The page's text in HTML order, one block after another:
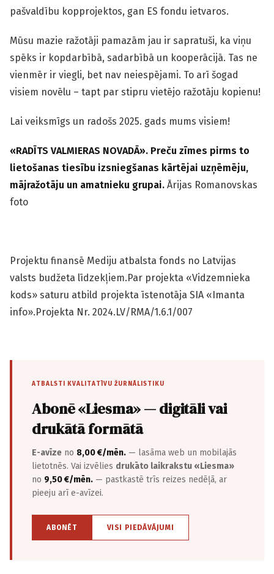
pašvaldību kopprojektos, gan ES fondu ietvaros.
Mūsu mazie ražotāji pamazām jau ir sapratuši, ka viņu
spēks ir kopdarbībā, sadarbībā un kooperācijā. Tas ne
vienmēr ir viegli, bet nav neiespējami. To arī šogad
visiem novēlu – tapt par stipru vietējo ražotāju kopienu!
Lai veiksmīgs un radošs 2025. gads mums visiem!
«RADĪTS VALMIERAS NOVADĀ». Preču zīmes pirms to
lietošanas tiesību izsniegšanas kārtējai uzņēmēju,
mājražotāju un amatnieku grupai. Ārijas Romanovskas
foto
Projektu finansē Mediju atbalsta fonds no Latvijas
valsts budžeta līdzekļiem.Par projekta «Vidzemnieka
kods» saturu atbild projekta īstenotāja SIA «Imanta
info».Projekta Nr. 2024.LV/RMA/1.6.1/007
ATBALSTI KVALITATĪVU ŽURNĀLISTIKU
Abonē «Liesma» — digitāli vai
drukātā formātā
E-avīze no 8,00 €/mēn. — lasāma web un mobilajās
lietotnēs. Vai izvēlies drukāto laikrakstu «Liesma»
no 9,50 €/mēn. — pastkastē trīs reizes nedēļā, ar
pieeju arī e-avīzei.
ABONĒT VISI PIEDĀVĀJUMI